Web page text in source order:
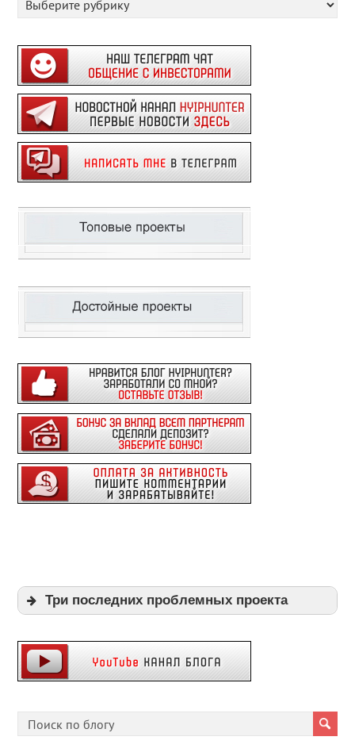
Три последних проблемных проекта
Playpayouts
Cfgliberty